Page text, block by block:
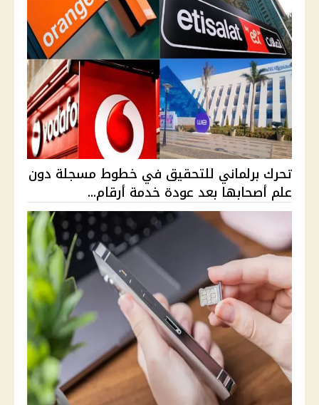
تحرك برلماني للتحقيق في خطوط مسجلة دون
علم أصحابها بعد عودة خدمة أرقام...